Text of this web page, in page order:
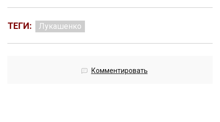
ТЕГИ: Лукашенко
Комментировать